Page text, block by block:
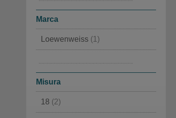
Marca
Loewenweiss (1)
Misura
18 (2)